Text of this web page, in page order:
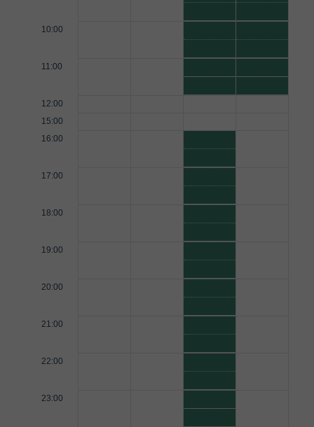
10:00
11:00
12:00
15:00
16:00
17:00
18:00
19:00
20:00
21:00
22:00
23:00